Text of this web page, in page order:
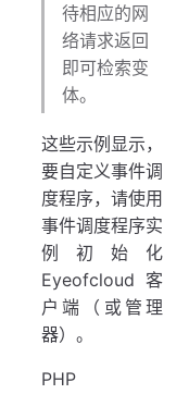
待相应的网
络请求返回
即可检索变
体。
这些示例显示，
要自定义事件调
度程序，请使用
事件调度程序实
例初始化
Eyeofcloud 客
户端（或管理
器）。
PHP